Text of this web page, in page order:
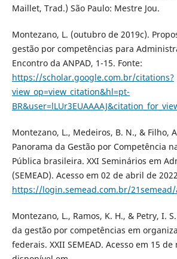
Maillet, Trad.) São Paulo: Mestre Jou.
Montezano, L. (outubro de 2019c).
gestão por competências para
Encontro da ANPAD, 1-15. Fonte:
https://scholar.google.com.br/citations?
view_op=view_citation&hl=pt-
Montezano, L., Medeiros, B. N., & Filho,
Panorama da Gestão por Competência
Pública brasileira. XXI Seminários em
(SEMEAD). Acesso em 02 de abril de
https://login.semead.com.br/
Montezano, L., Ramos, K. H., & Petry, I.
da gestão por competências em
federais. XXII SEMEAD. Acesso em 15